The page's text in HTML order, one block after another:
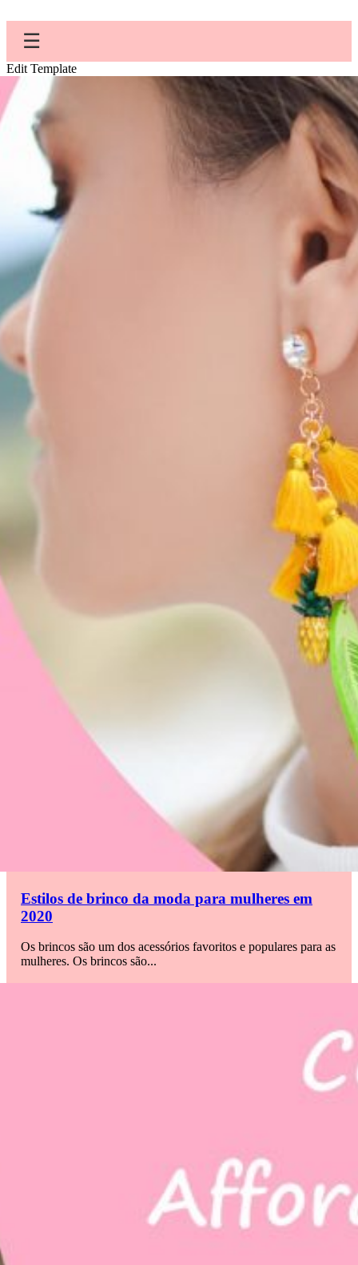
☰
Edit Template
Estilos de brinco da moda para mulheres em
2020
Os brincos são um dos acessórios favoritos e populares para as
mulheres. Os brincos são...